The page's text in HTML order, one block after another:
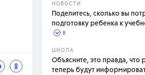
Л.С.,
НОВОСТИ
Поделитесь, сколько вы
подготовку ребенка к
8
ШКОЛА
Объясните, это правда, что
теперь будут